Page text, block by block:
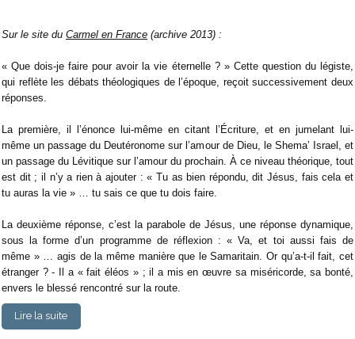
Sur le site du Carmel en France (archive 2013) :
« Que dois-je faire pour avoir la vie éternelle ? » Cette question du légiste,
qui reflète les débats théologiques de l’époque, reçoit successivement deux
réponses.
La première, il l’énonce lui-même en citant l’Écriture, et en jumelant lui-
même un passage du Deutéronome sur l’amour de Dieu, le Shema’ Israel, et
un passage du Lévitique sur l’amour du prochain. À ce niveau théorique, tout
est dit ; il n’y a rien à ajouter : « Tu as bien répondu, dit Jésus, fais cela et
tu auras la vie » … tu sais ce que tu dois faire.
La deuxième réponse, c’est la parabole de Jésus, une réponse dynamique,
sous la forme d’un programme de réflexion : « Va, et toi aussi fais de
même » … agis de la même manière que le Samaritain. Or qu’a-t-il fait, cet
étranger ? - Il a « fait éléos » ; il a mis en œuvre sa miséricorde, sa bonté,
envers le blessé rencontré sur la route.
Lire la suite